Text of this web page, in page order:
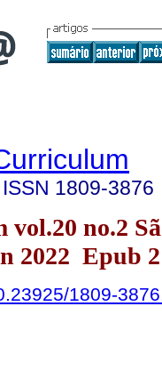
ISSN 1809-3876
no.2
2022 Epub
1809-